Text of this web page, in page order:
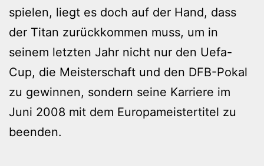
spielen, liegt es doch auf der Hand, dass
der Titan zurückkommen muss, um in
seinem letzten Jahr nicht nur den Uefa-
Cup, die Meisterschaft und den DFB-Pokal
zu gewinnen, sondern seine Karriere im
Juni 2008 mit dem Europameistertitel zu
beenden.